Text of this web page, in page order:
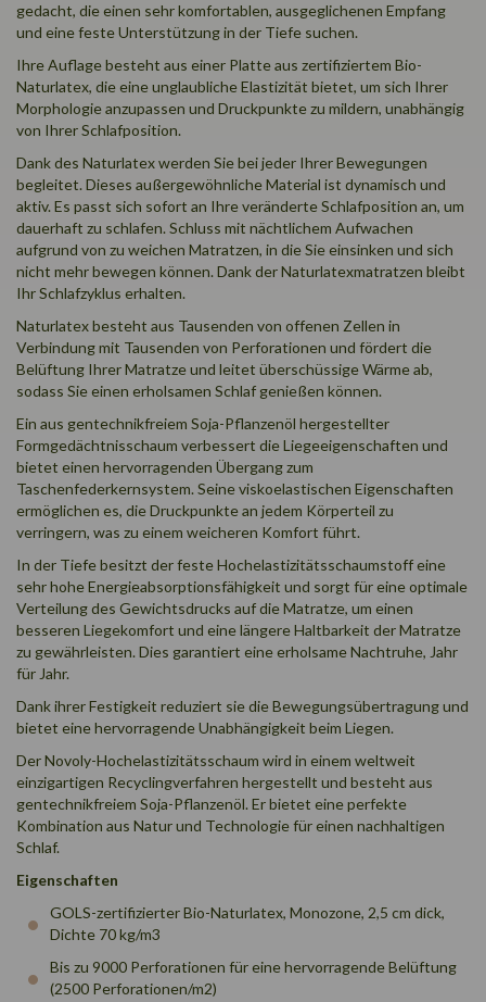
gedacht, die einen sehr komfortablen, ausgeglichenen Empfang
und eine feste Unterstützung in der Tiefe suchen.
Ihre Auflage besteht aus einer Platte aus zertifiziertem Bio-
Naturlatex, die eine unglaubliche Elastizität bietet, um sich Ihrer
Morphologie anzupassen und Druckpunkte zu mildern, unabhängig
von Ihrer Schlafposition.
Dank des Naturlatex werden Sie bei jeder Ihrer Bewegungen
begleitet. Dieses außergewöhnliche Material ist dynamisch und
aktiv. Es passt sich sofort an Ihre veränderte Schlafposition an, um
dauerhaft zu schlafen. Schluss mit nächtlichem Aufwachen
aufgrund von zu weichen Matratzen, in die Sie einsinken und sich
nicht mehr bewegen können. Dank der Naturlatexmatratzen bleibt
Ihr Schlafzyklus erhalten.
Naturlatex besteht aus Tausenden von offenen Zellen in
Verbindung mit Tausenden von Perforationen und fördert die
Belüftung Ihrer Matratze und leitet überschüssige Wärme ab,
sodass Sie einen erholsamen Schlaf genießen können.
Ein aus gentechnikfreiem Soja-Pflanzenöl hergestellter
Formgedächtnisschaum verbessert die Liegeeigenschaften und
bietet einen hervorragenden Übergang zum
Taschenfederkernsystem. Seine viskoelastischen Eigenschaften
ermöglichen es, die Druckpunkte an jedem Körperteil zu
verringern, was zu einem weicheren Komfort führt.
In der Tiefe besitzt der feste Hochelastizitätsschaumstoff eine
sehr hohe Energieabsorptionsfähigkeit und sorgt für eine optimale
Verteilung des Gewichtsdrucks auf die Matratze, um einen
besseren Liegekomfort und eine längere Haltbarkeit der Matratze
zu gewährleisten. Dies garantiert eine erholsame Nachtruhe, Jahr
für Jahr.
Dank ihrer Festigkeit reduziert sie die Bewegungsübertragung und
bietet eine hervorragende Unabhängigkeit beim Liegen.
Der Novoly-Hochelastizitätsschaum wird in einem weltweit
einzigartigen Recyclingverfahren hergestellt und besteht aus
gentechnikfreiem Soja-Pflanzenöl. Er bietet eine perfekte
Kombination aus Natur und Technologie für einen nachhaltigen
Schlaf.
Eigenschaften
GOLS-zertifizierter Bio-Naturlatex, Monozone, 2,5 cm dick,
Dichte 70 kg/m3
Bis zu 9000 Perforationen für eine hervorragende Belüftung
(2500 Perforationen/m2)